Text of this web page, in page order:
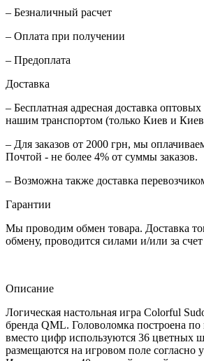
– Безналичный расчет
– Оплата при получении
– Предоплата
Доставка
– Бесплатная адресная доставка оптовых
нашим транспортом (только Киев и
– Для заказов от 2000 грн, мы
Почтой - не более 4% от суммы заказов.
– Возможна также доставка
Гарантии
Мы проводим обмен товара. Доставка
обмену, проводится силами и/или за
Описание
Логическая настольная игра Colorful
бренда QML. Головоломка построена
вместо цифр используются 36 цветных
размещаются на игровом поле согласно